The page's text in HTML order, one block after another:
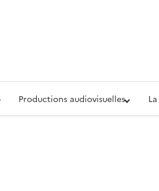
(ECPAD)
Productions audiovisuelles